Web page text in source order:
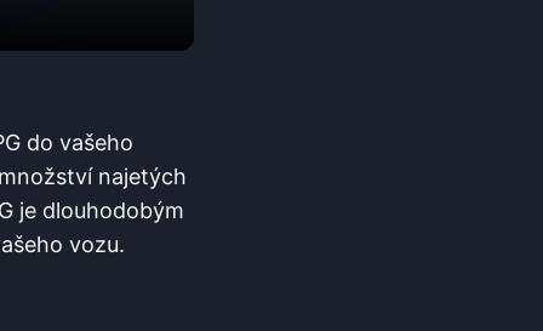
do vašeho
najetých
je dlouhodobým
vozu.